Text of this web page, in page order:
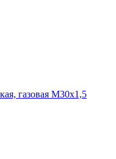
газовая M30x1,5